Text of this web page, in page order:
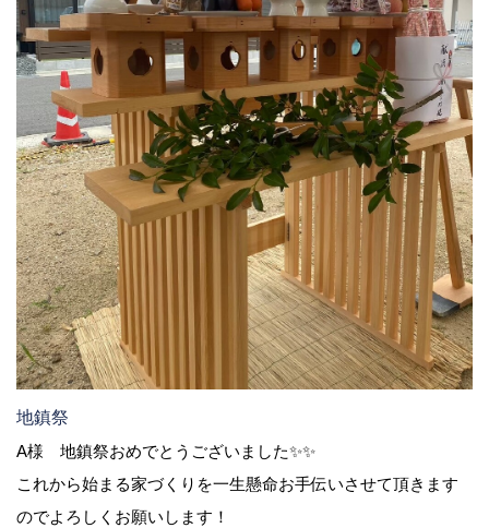
地鎮祭
A様 地鎮祭おめでとうございました✨✨
これから始まる家づくりを一生懸命お手伝いさせて頂きます
のでよろしくお願いします！